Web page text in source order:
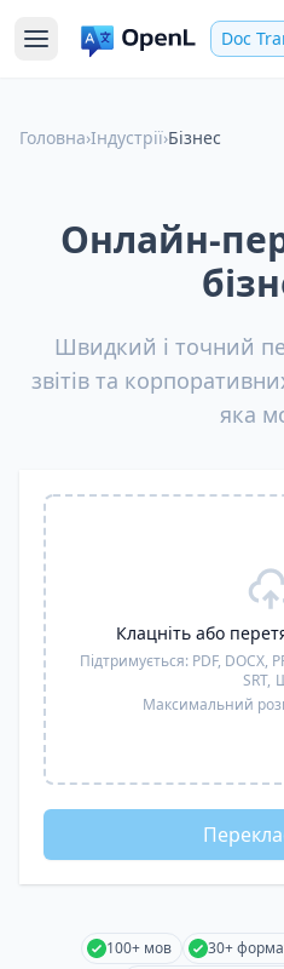
Doc
Головна›Індустрії›Бізнес
Онлайн-
Швидкий і точний
звітів та
яка
Клацніть або
Підтримується: PDF, DOCX,
SRT,
Максимальний
100+ мов 30+